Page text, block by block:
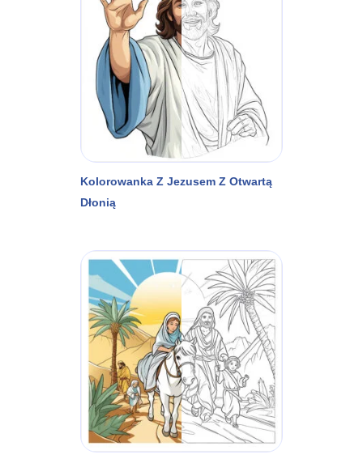
Kolorowanka Z Jezusem Z Otwartą
Dłonią